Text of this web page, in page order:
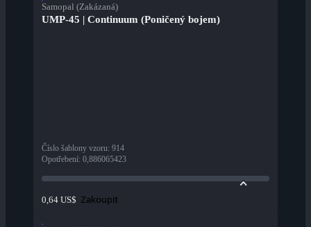
Samopal (Zakázaná)
UMP-45 | Continuum (Poničený bojem)
Číslo šablony vzoru: 914
Opotřebení: 0,886065423
0,64 US$ Zakoupit